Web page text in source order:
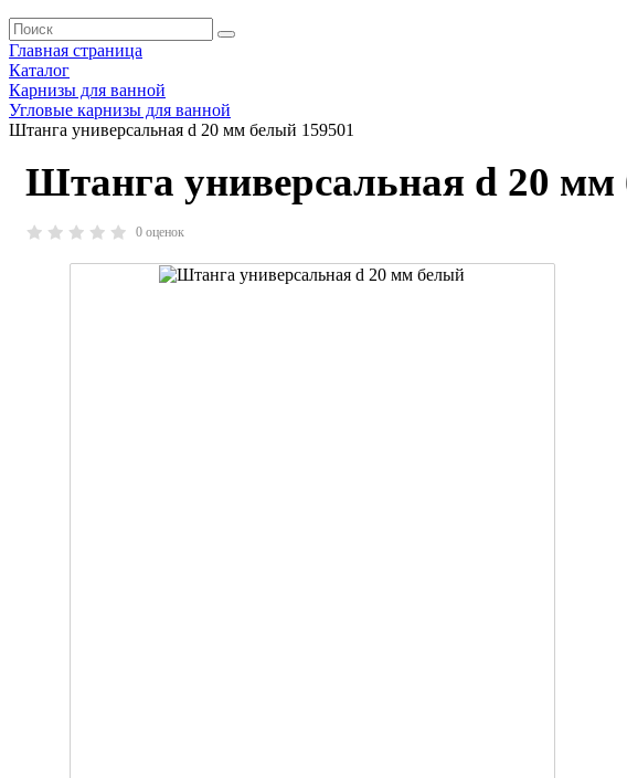
Главная страница
Каталог
Карнизы для ванной
Угловые карнизы для ванной
Штанга универсальная d 20 мм белый 159501
Штанга универсальная d 20 мм
0 оценок